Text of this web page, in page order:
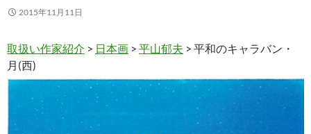
2015年11月11日
取扱い作家紹介 > 日本画 > 平山郁夫 > 平和のキャラバン・
月(西)